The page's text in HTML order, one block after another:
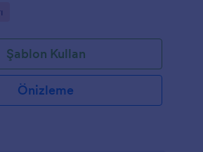
Şablon Kullan
Önizleme